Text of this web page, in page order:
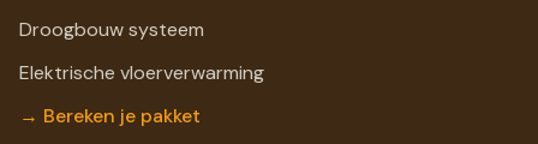
Droogbouw systeem
Elektrische vloerverwarming
→ Bereken je pakket